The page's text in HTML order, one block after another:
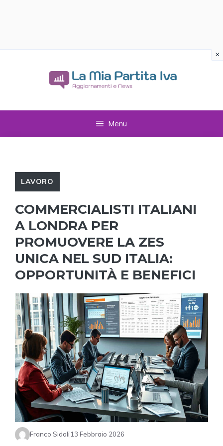
Menu
LAVORO
COMMERCIALISTI ITALIANI
A LONDRA PER
PROMUOVERE LA ZES
UNICA NEL SUD ITALIA:
OPPORTUNITÀ E BENEFICI
Franco Sidoli 13 Febbraio 2026
×